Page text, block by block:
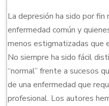
La depresión ha sido por fin
enfermedad común y
menos estigmatizadas que
No siempre ha sido fácil
“normal” frente a sucesos
de una enfermedad que
profesional. Los autores